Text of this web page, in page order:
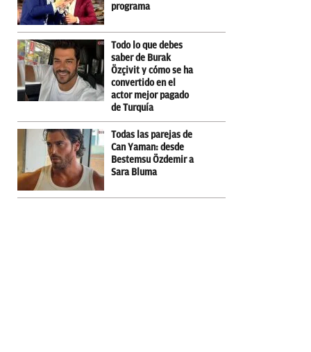
programa
Todo lo que debes
saber de Burak
Özçivit y cómo se ha
convertido en el
actor mejor pagado
de Turquía
Todas las parejas de
Can Yaman: desde
Bestemsu Özdemir a
Sara Bluma